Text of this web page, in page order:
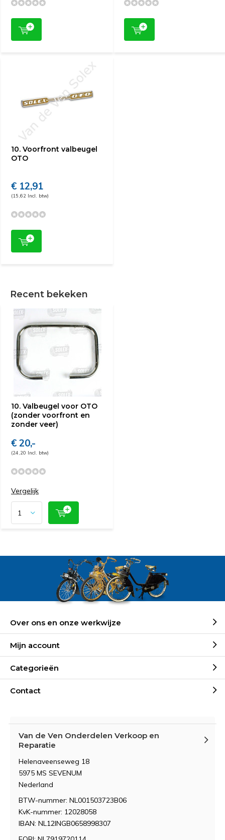
10. Voorfront valbeugel
OTO
€ 12,91
(15,62 Incl. btw)
Recent bekeken
10. Valbeugel voor OTO
(zonder voorfront en
zonder veer)
€ 20,-
(24,20 Incl. btw)
Vergelijk
Over ons en onze werkwijze
Mijn account
Categorieën
Contact
Van de Ven Onderdelen Verkoop en
Reparatie
Helenaveenseweg 18
5975 MS SEVENUM
Nederland
BTW-nummer: NL001503723B06
KvK-nummer: 12028058
IBAN: NL12INGB0658998307